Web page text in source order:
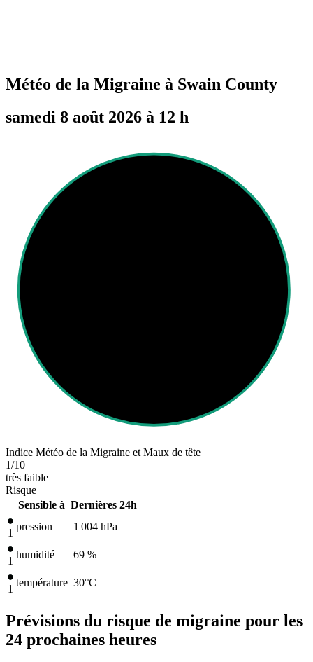
Météo de la Migraine à Swain County
samedi 8 août 2026 à 12 h
Indice Météo de la Migraine et Maux de tête
1/10
très faible
Risque
Sensible à Dernières 24h
1
pression 1 004 hPa
1
humidité 69 %
1
température 30°C
Prévisions du risque de migraine pour les
24 prochaines heures